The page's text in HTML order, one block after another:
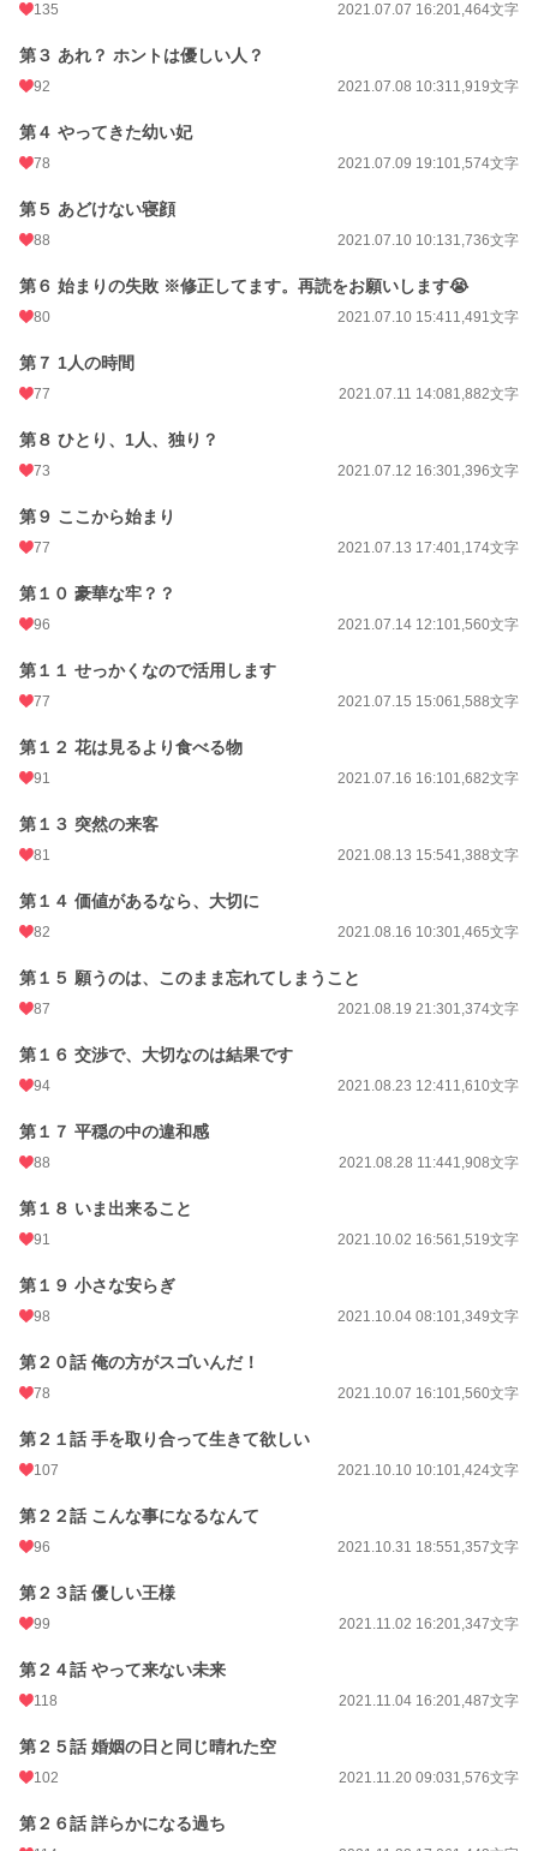
お付き合い頂けたら嬉しいです！
6,287 位 / 66,376 件
24h.ポイント
更新日時
初回公開日時 2021.07.06 17:53
週間ポイント
月間ポイント 2,479 pt (13,880 位)
累計ポイント 3,143,415 pt (1,524 位)
135 2021.07.07 16:201,464文字
第３ あれ？ ホントは優しい人？
92 2021.07.08 10:311,919文字
第４ やってきた幼い妃
78 2021.07.09 19:101,574文字
第５ あどけない寝顔
88 2021.07.10 10:131,736文字
第６ 始まりの失敗 ※修正してます。再読をお願いします😭
80 2021.07.10 15:411,491文字
第７ 1人の時間
77 2021.07.11 14:081,882文字
第８ ひとり、1人、独り？
73 2021.07.12 16:301,396文字
第９ ここから始まり
77 2021.07.13 17:401,174文字
第１０ 豪華な牢？？
96 2021.07.14 12:101,560文字
第１１ せっかくなので活用します
77 2021.07.15 15:061,588文字
第１２ 花は見るより食べる物
91 2021.07.16 16:101,682文字
第１３ 突然の来客
81 2021.08.13 15:541,388文字
第１４ 価値があるなら、大切に
82 2021.08.16 10:301,465文字
第１５ 願うのは、このまま忘れてしまうこと
87 2021.08.19 21:301,374文字
第１６ 交渉で、大切なのは結果です
94 2021.08.23 12:411,610文字
第１７ 平穏の中の違和感
88 2021.08.28 11:441,908文字
第１８ いま出来ること
91 2021.10.02 16:561,519文字
第１９ 小さな安らぎ
98 2021.10.04 08:101,349文字
第２０話 俺の方がスゴいんだ！
78 2021.10.07 16:101,560文字
第２１話 手を取り合って生きて欲しい
107 2021.10.10 10:101,424文字
第２２話 こんな事になるなんて
96 2021.10.31 18:551,357文字
第２３話 優しい王様
99 2021.11.02 16:201,347文字
第２４話 やって来ない未来
118 2021.11.04 16:201,487文字
第２５話 婚姻の日と同じ晴れた空
102 2021.11.20 09:031,576文字
第２６話 詳らかになる過ち